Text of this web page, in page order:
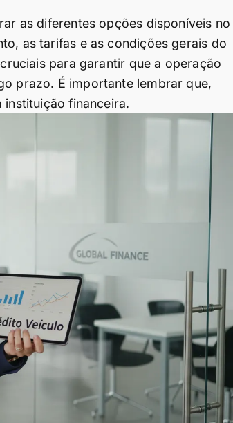
as diferentes opções disponíveis no
as tarifas e as condições gerais do
para garantir que a operação
prazo. É importante lembrar que,
financeira.